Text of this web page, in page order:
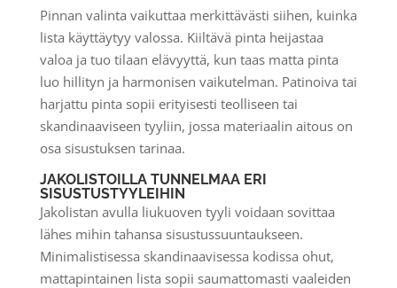
Pinnan valinta vaikuttaa merkittävästi siihen, kuinka
lista käyttäytyy valossa. Kiiltävä pinta heijastaa
valoa ja tuo tilaan elävyyttä, kun taas matta pinta
luo hillityn ja harmonisen vaikutelman. Patinoiva tai
harjattu pinta sopii erityisesti teolliseen tai
skandinaaviseen tyyliin, jossa materiaalin aitous on
osa sisustuksen tarinaa.
JAKOLISTOILLA TUNNELMAA ERI
SISUSTUSTYYLEIHIN
Jakolistan avulla liukuoven tyyli voidaan sovittaa
lähes mihin tahansa sisustussuuntaukseen.
Minimalistisessa skandinaavisessa kodissa ohut,
mattapintainen lista sopii saumattomasti vaaleiden